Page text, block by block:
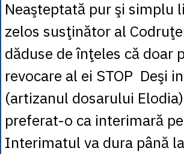
Neaşteptată pur şi simplu
zelos susţinător al
dăduse de înţeles că doar
revocare al ei STOP Deşi
(artizanul dosarului
preferat-o ca interimară
Interimatul va dura până